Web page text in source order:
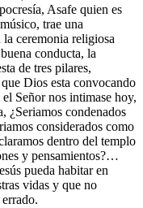
Asafe quien es
trae una
la ceremonia religiosa
conducta, la
de tres pilares,
Dios esta convocando
Señor nos intimase hoy,
¿Seriamos condenados
considerados como
dentro del templo
y pensamientos?…
pueda habitar en
vidas y que no